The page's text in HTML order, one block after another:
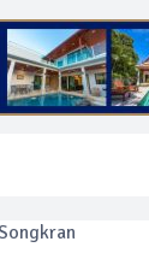
en or